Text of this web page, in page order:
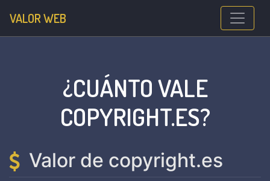
VALOR WEB
¿CUÁNTO VALE
COPYRIGHT.ES?
Valor de copyright.es